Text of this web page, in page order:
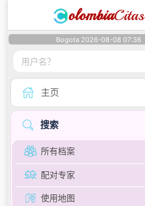
olombiaCitas
Bogota 2026-08-08 07:36
主页
搜索
所有档案
配对专家
使用地图